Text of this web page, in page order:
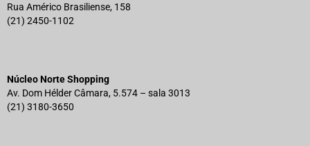
Rua Américo Brasiliense, 158
(21) 2450-1102
Núcleo Norte Shopping
Av. Dom Hélder Câmara, 5.574 – sala 3013
(21) 3180-3650